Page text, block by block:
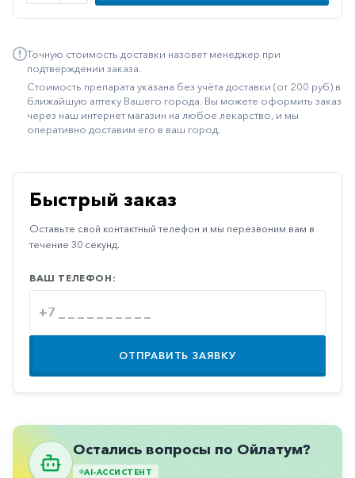
Иммунодепрессанты
Иммуностимуляторы
Климактерические
Минеральный
средства
Остеопороз
Офтальмология
Противоаллергические
Противогрибковые
Точную стоимость доставки назовет менеджер при
подтверждении заказа.
Стоимость препарата указана без учёта доставки (от 200 руб) в
ближайшую аптеку Вашего города. Вы можете оформить заказ
через наш интернет магазин на любое лекарство, и мы
оперативно доставим его в ваш город.
Быстрый заказ
Оставьте свой контактный телефон и мы перезвоним вам в
течение 30 секунд.
ВАШ ТЕЛЕФОН:
ОТПРАВИТЬ ЗАЯВКУ
Остались вопросы по Ойлатум?
AI-АССИСТЕНТ